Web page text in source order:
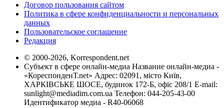
Договор пользования сайтом
Политика в сфере конфиденциальности и персональных
данных
Пользовательское соглашение
Редакция
© 2000-2026, Korrespondent.net
Субъект в сфере онлайн-медиа Название онлайн-медиа -
«КореспонденТ.net» Адрес: 02091, місто Київ,
ХАРКІВСЬКЕ ШОСЕ, будинок 172-Б, офіс 208/1 E-mail:
sunlight@mediadim.com.ua Телефон: 044-205-43-00
Идентификатор медиа - R40-06068